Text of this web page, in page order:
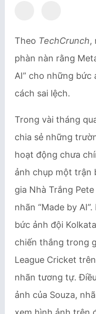
Theo TechCrunch,
phàn nàn rằng
AI” cho những
cách sai lệch.
Trong vài tháng
chia sẻ những
hoạt động chưa
ảnh chụp một trận
gia Nhà Trắng
nhãn “Made by
bức ảnh đội
chiến thắng trong
League Cricket
nhãn tương tự.
ảnh của Souza,